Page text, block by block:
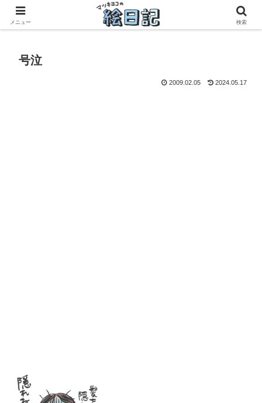
滋賀に移住した50代元主婦、フリーランス×パートの毎日
号泣
2009.02.05 2024.05.17
メニュー 検索